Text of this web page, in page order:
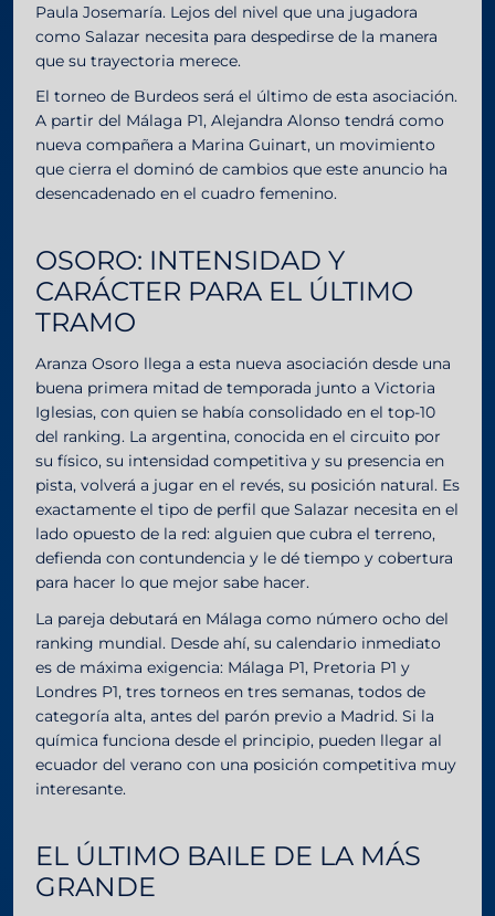
Paula Josemaría. Lejos del nivel que una jugadora
como Salazar necesita para despedirse de la manera
que su trayectoria merece.
El torneo de Burdeos será el último de esta asociación.
A partir del Málaga P1, Alejandra Alonso tendrá como
nueva compañera a Marina Guinart, un movimiento
que cierra el dominó de cambios que este anuncio ha
desencadenado en el cuadro femenino.
OSORO: INTENSIDAD Y
CARÁCTER PARA EL ÚLTIMO
TRAMO
Aranza Osoro llega a esta nueva asociación desde una
buena primera mitad de temporada junto a Victoria
Iglesias, con quien se había consolidado en el top-10
del ranking. La argentina, conocida en el circuito por
su físico, su intensidad competitiva y su presencia en
pista, volverá a jugar en el revés, su posición natural. Es
exactamente el tipo de perfil que Salazar necesita en el
lado opuesto de la red: alguien que cubra el terreno,
defienda con contundencia y le dé tiempo y cobertura
para hacer lo que mejor sabe hacer.
La pareja debutará en Málaga como número ocho del
ranking mundial. Desde ahí, su calendario inmediato
es de máxima exigencia: Málaga P1, Pretoria P1 y
Londres P1, tres torneos en tres semanas, todos de
categoría alta, antes del parón previo a Madrid. Si la
química funciona desde el principio, pueden llegar al
ecuador del verano con una posición competitiva muy
interesante.
EL ÚLTIMO BAILE DE LA MÁS
GRANDE